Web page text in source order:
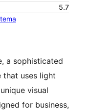
5.7
a sophisticated
that uses light
visual
for business,